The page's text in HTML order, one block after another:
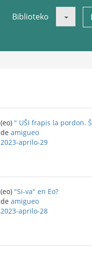
Biblioteko
(eo) " UŜI frapis la pordon.
de amigueo
2023-aprilo-29
(eo) "Si-va" en Eo?
de amigueo
2023-aprilo-28